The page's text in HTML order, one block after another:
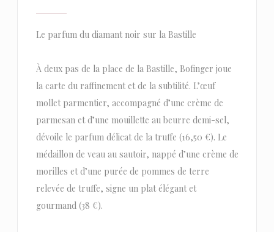
Le parfum du diamant noir sur la Bastille
À deux pas de la place de la Bastille, Bofinger joue
la carte du raffinement et de la subtilité. L’œuf
mollet parmentier, accompagné d’une crème de
parmesan et d’une mouillette au beurre demi-sel,
dévoile le parfum délicat de la truffe (16,50 €). Le
médaillon de veau au sautoir, nappé d’une crème de
morilles et d’une purée de pommes de terre
relevée de truffe, signe un plat élégant et
gourmand (38 €).